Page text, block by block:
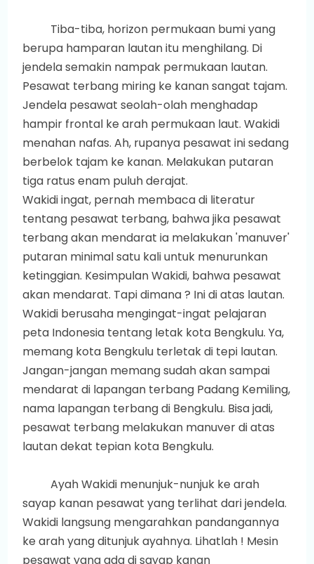
Tiba-tiba, horizon permukaan bumi yang
berupa hamparan lautan itu menghilang. Di
jendela semakin nampak permukaan lautan.
Pesawat terbang miring ke kanan sangat tajam.
Jendela pesawat seolah-olah menghadap
hampir frontal ke arah permukaan laut. Wakidi
menahan nafas. Ah, rupanya pesawat ini sedang
berbelok tajam ke kanan. Melakukan putaran
tiga ratus enam puluh derajat.
Wakidi ingat, pernah membaca di literatur
tentang pesawat terbang, bahwa jika pesawat
terbang akan mendarat ia melakukan 'manuver'
putaran minimal satu kali untuk menurunkan
ketinggian. Kesimpulan Wakidi, bahwa pesawat
akan mendarat. Tapi dimana ? Ini di atas lautan.
Wakidi berusaha mengingat-ingat pelajaran
peta Indonesia tentang letak kota Bengkulu. Ya,
memang kota Bengkulu terletak di tepi lautan.
Jangan-jangan memang sudah akan sampai
mendarat di lapangan terbang Padang Kemiling,
nama lapangan terbang di Bengkulu. Bisa jadi,
pesawat terbang melakukan manuver di atas
lautan dekat tepian kota Bengkulu.
Ayah Wakidi menunjuk-nunjuk ke arah
sayap kanan pesawat yang terlihat dari jendela.
Wakidi langsung mengarahkan pandangannya
ke arah yang ditunjuk ayahnya. Lihatlah ! Mesin
pesawat yang ada di sayap kanan